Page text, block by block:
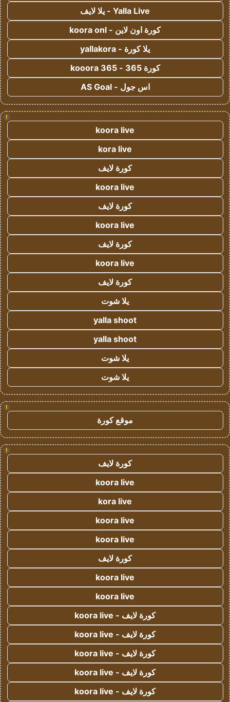
Yalla Live - يلا لايف
كورة اون لاين - koora onl
يلا كورة - yallakora
كورة 365 - kooora 365
اس جول - AS Goal
!
koora live
kora live
كورة لايف
koora live
كورة لايف
koora live
كورة لايف
koora live
كورة لايف
يلا شوت
yalla shoot
yalla shoot
يلا شوت
يلا شوت
!
موقع كورة
!
كورة لايف
koora live
kora live
koora live
koora live
كورة لايف
koora live
koora live
كورة لايف - koora live
كورة لايف - koora live
كورة لايف - koora live
كورة لايف - koora live
كورة لايف - koora live